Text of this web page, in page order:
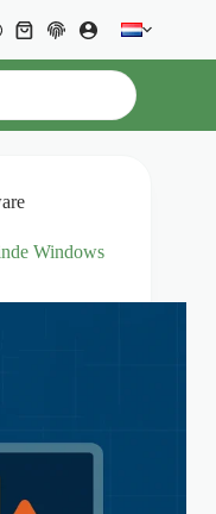
Winkelwagen
Windows